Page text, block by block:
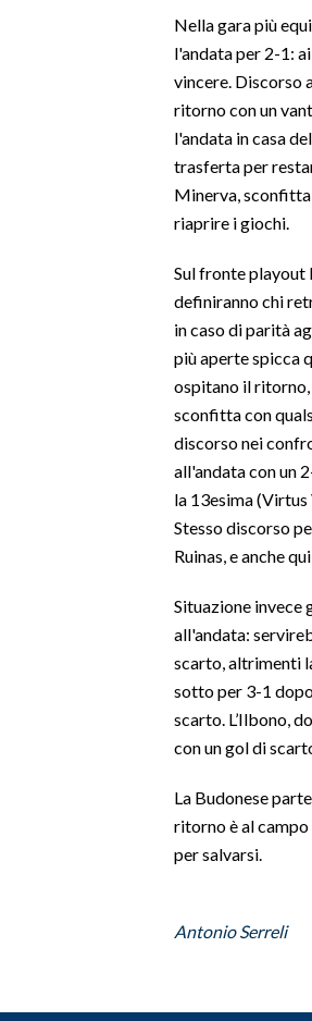
Nella gara più
l'andata per 2-1:
vincere. Discorso
ritorno con un
l'andata in casa
trasferta per
Minerva,
riaprire i giochi.
Sul fronte playout
definiranno chi
in caso di parità
più aperte spicca
ospitano il ritorno,
sconfitta con
discorso nei
all'andata con un
la 13esima
Stesso discorso
Ruinas, e anche
Situazione invece
all'andata:
scarto, altrimenti
sotto per 3-1
scarto. L’Ilbono,
con un gol di
La Budonese
ritorno è al
per salvarsi.
Antonio Serreli